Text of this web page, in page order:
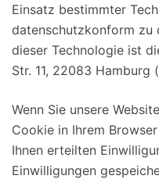
Einsatz bestimmter
datenschutzkonform zu
dieser Technologie ist
Str. 11, 22083 Hamburg
Wenn Sie unsere
Cookie in Ihrem
Ihnen erteilten
Einwilligungen